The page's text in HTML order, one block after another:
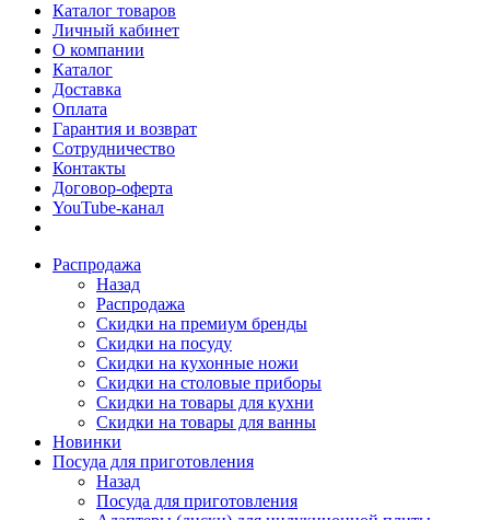
Каталог товаров
Личный кабинет
О компании
Каталог
Доставка
Оплата
Гарантия и возврат
Сотрудничество
Контакты
Договор-оферта
YouTube-канал
Распродажа
Назад
Распродажа
Скидки на премиум бренды
Скидки на посуду
Скидки на кухонные ножи
Скидки на столовые приборы
Скидки на товары для кухни
Скидки на товары для ванны
Новинки
Посуда для приготовления
Назад
Посуда для приготовления